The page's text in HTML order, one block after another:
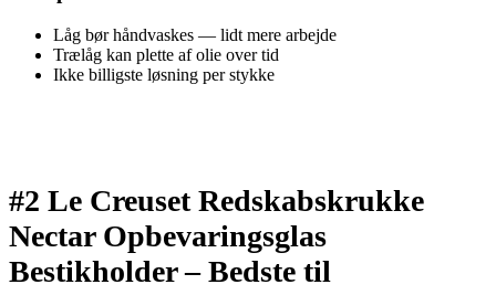
Låg bør håndvaskes — lidt mere arbejde
Trælåg kan plette af olie over tid
Ikke billigste løsning per stykke
#2 Le Creuset Redskabskrukke
Nectar Opbevaringsglas
Bestikholder –Bedste til